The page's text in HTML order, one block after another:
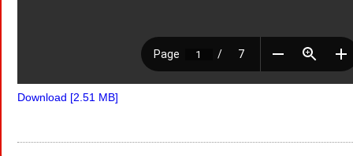
Download [2.51 MB]